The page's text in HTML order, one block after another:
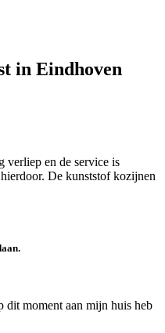
in Eindhoven
verliep en de service is
De kunststof kozijnen
dit moment aan mijn huis heb